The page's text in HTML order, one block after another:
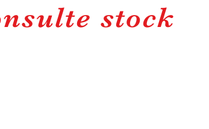
stock